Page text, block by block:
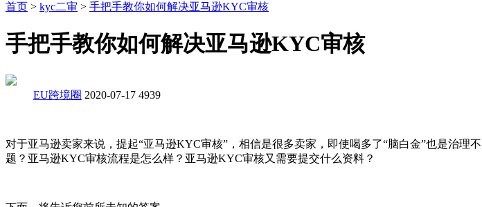
首页 > kyc二审 > 手把手教你如何解决亚马逊KYC审核
手把手教你如何解决亚马逊KYC审核
EU跨境圈 2020-07-17 4939
对于亚马逊卖家来说，提起“亚马逊KYC审核”，相信是很多卖家，即使喝多了“脑白金”也是治
题？亚马逊KYC审核流程是怎么样？亚马逊KYC审核又需要提交什么资料？